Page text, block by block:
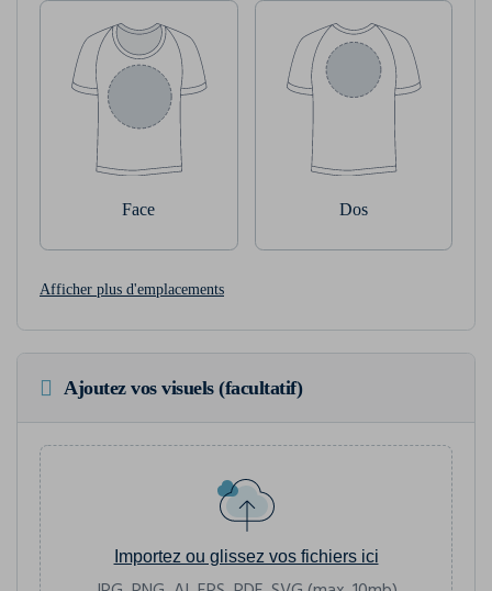
Face Dos
Afficher plus d'emplacements
Ajoutez vos visuels (facultatif)
Importez ou glissez vos fichiers ici